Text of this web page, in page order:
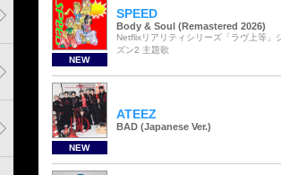
NEW
SPEED
Body & Soul (Remastered 2026)
Netflixリアリティシリーズ「ラヴ上等」
ズン2 主題歌
NEW
ATEEZ
BAD (Japanese Ver.)